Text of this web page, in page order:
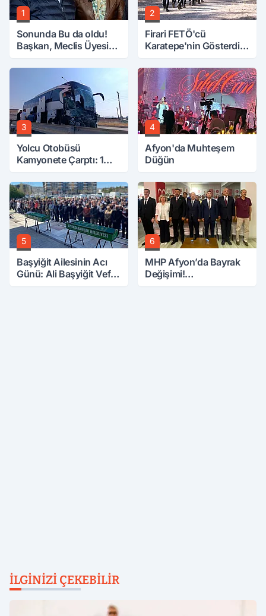
1
Sonunda Bu da oldu!
Başkan, Meclis Üyesini
Attırdı
2
Firari FETÖ'cü
Karatepe'nin Gösterdiği
Aranıyor
3
Yolcu Otobüsü
Kamyonete Çarptı: 1
4
Afyon'da Muhteşem
Düğün
5
Başyiğit Ailesinin Acı
Günü: Ali Başyiğit Vefat
6
MHP Afyon’da Bayrak
Değişimi!
İLGINIZI ÇEKEBILIR